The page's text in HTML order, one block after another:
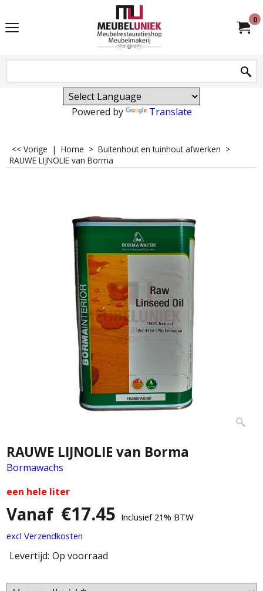
0
Powered by Translate
<< Vorige | Home > Buitenhout en tuinhout afwerken >
RAUWE LIJNOLIE van Borma
RAUWE LIJNOLIE van Borma
Bormawachs
een hele liter
Vanaf €17.45 Inclusief 21% BTW
excl Verzendkosten
Levertijd: Op voorraad